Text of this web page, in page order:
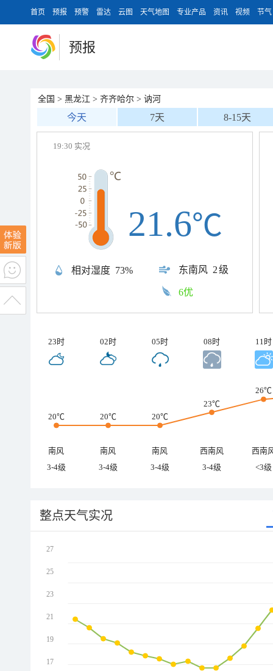
首页 预报 预警 雷达 云图 天气地图 专业产品 资讯 视频 节气
预报
全国 > 黑龙江 > 齐齐哈尔 > 讷河
今天 7天 8-15天
19:30 实况
相对湿度 73% 东南风 2级
21.6℃
6优
23时 02时 05时 08时 11时
20℃ 20℃ 20℃
23℃
26℃
南风 南风 南风 西南风
西南
3-4级
3-4级 3-4级 3-4级 <3级
整点天气实况
27
25
23
21
19
17